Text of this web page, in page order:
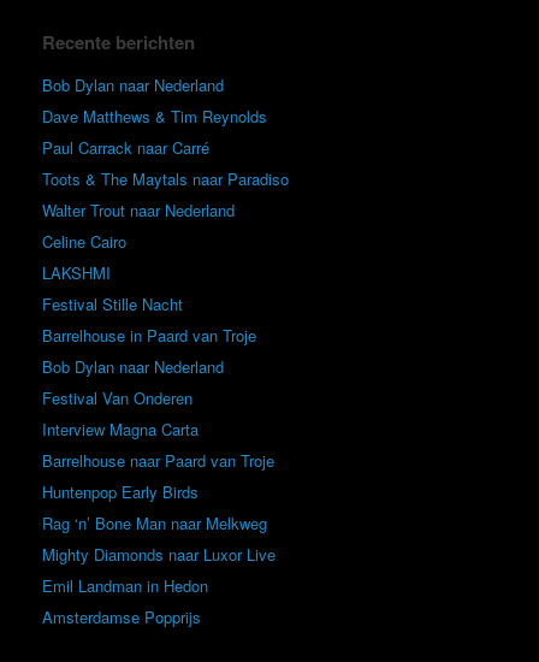
Recente berichten
Bob Dylan naar Nederland
Dave Matthews & Tim Reynolds
Paul Carrack naar Carré
Toots & The Maytals naar Paradiso
Walter Trout naar Nederland
Celine Cairo
LAKSHMI
Festival Stille Nacht
Barrelhouse in Paard van Troje
Bob Dylan naar Nederland
Festival Van Onderen
Interview Magna Carta
Barrelhouse naar Paard van Troje
Huntenpop Early Birds
Rag ‘n’ Bone Man naar Melkweg
Mighty Diamonds naar Luxor Live
Emil Landman in Hedon
Amsterdamse Popprijs